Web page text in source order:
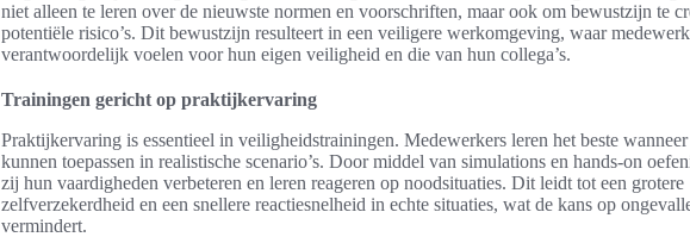
niet alleen te leren over de nieuwste normen en voorschriften, maar ook om bewustzijn te
potentiële risico’s. Dit bewustzijn resulteert in een veiligere werkomgeving, waar
verantwoordelijk voelen voor hun eigen veiligheid en die van hun collega’s.
Trainingen gericht op praktijkervaring
Praktijkervaring is essentieel in veiligheidstrainingen. Medewerkers leren het beste
kunnen toepassen in realistische scenario’s. Door middel van simulations en hands-on
zij hun vaardigheden verbeteren en leren reageren op noodsituaties. Dit leidt tot een grotere
zelfverzekerdheid en een snellere reactiesnelheid in echte situaties, wat de kans op
vermindert.